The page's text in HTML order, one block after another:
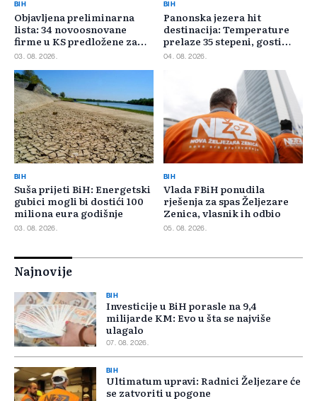
BIH
Objavljena preliminarna
lista: 34 novoosnovane
firme u KS predložene za
400.000 KM poticaja
03. 08. 2026.
BIH
Panonska jezera hit
destinacija: Temperature
prelaze 35 stepeni, gosti
pristižu iz cijele regije
04. 08. 2026.
BIH
Suša prijeti BiH: Energetski
gubici mogli bi dostići 100
miliona eura godišnje
03. 08. 2026.
BIH
Vlada FBiH ponudila
rješenja za spas Željezare
Zenica, vlasnik ih odbio
05. 08. 2026.
Najnovije
BIH
Investicije u BiH porasle na 9,4
milijarde KM: Evo u šta se najviše
ulagalo
07. 08. 2026.
BIH
Ultimatum upravi: Radnici Željezare će
se zatvoriti u pogone